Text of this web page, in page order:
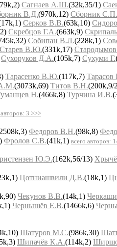
Сагнаев А.Ш.(32k,35/1)
В.Д.(970k,12) Сборник С.П.
Серков В.В.(63k,10)
Скребцов Г.А.(663k,9)
Собипан В.Л.(228k,1)
Старев В.Ю.(331k,17)
Сухоруков Д.А.(105k,7) Сухуми Г.
Тарасенко В.Ю.(117k,7) Тарасов
(3073k,69) Титов В.Н.(200k,9/
Н.(466k,8) Турчина И.В.
авторов: 3 >>>
Федоров В.Н.(98k,8)
Фролов С.В.(41k,1) всего авторов:
Ю.Э.(162k,56/13)
Цотниашвили Д.В.(18k,1)
Чекунов В.В.(14k,1)
Чернышёв Е.В.(1466k,6)
Шатуров М.С.(986k,30)
Шипачёв К.А.(114k,2)